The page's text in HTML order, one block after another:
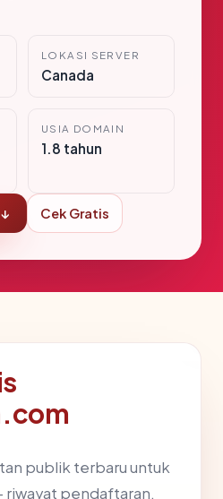
LOKASI SERVER
Canada
USIA DOMAIN
1.8 tahun
Cek Gratis
publik terbaru untuk
riwayat pendaftaran,